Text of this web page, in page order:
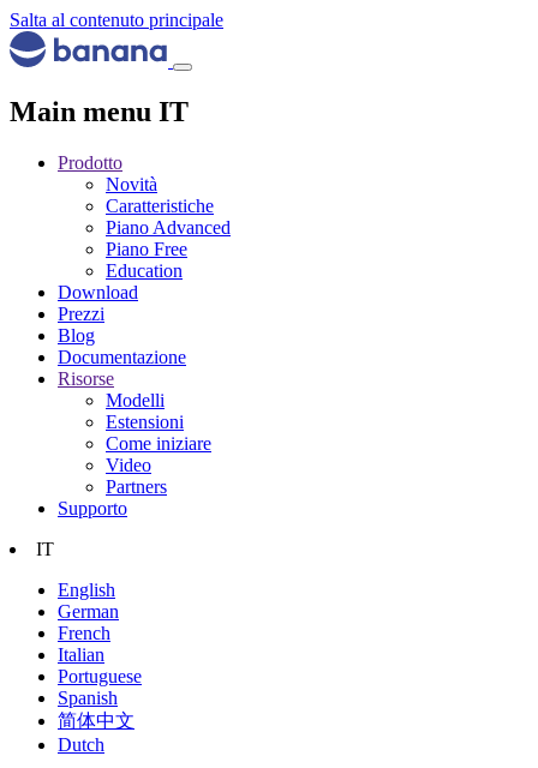
Salta al contenuto principale
Main menu IT
Prodotto
Novità
Caratteristiche
Piano Advanced
Piano Free
Education
Download
Prezzi
Blog
Documentazione
Risorse
Modelli
Estensioni
Come iniziare
Video
Partners
Supporto
IT
English
German
French
Italian
Portuguese
Spanish
简体中文
Dutch